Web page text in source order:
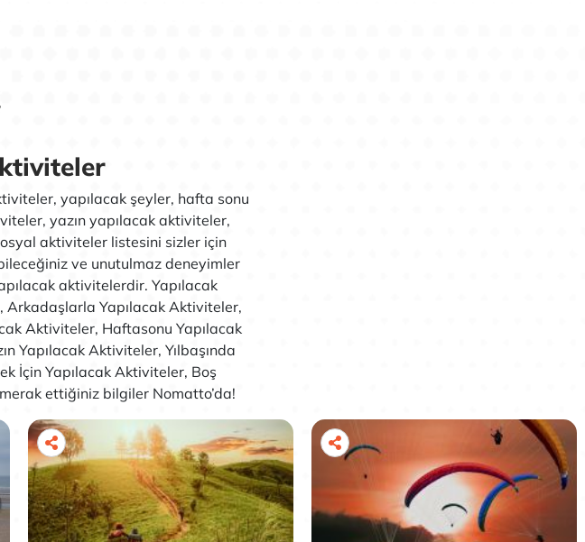
yapılacak şeyler, hafta sonu
yazın yapılacak aktiviteler,
aktiviteler listesini sizler için
ve unutulmaz deneyimler
aktivitelerdir. Yapılacak
Yapılacak Aktiviteler,
Aktiviteler, Haftasonu Yapılacak
Yapılacak Aktiviteler, Yılbaşında
İçin Yapılacak Aktiviteler, Boş
ettiğiniz bilgiler Nomatto’da!